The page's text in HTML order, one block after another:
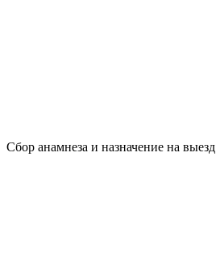
Сбор анамнеза и назначение на выезд